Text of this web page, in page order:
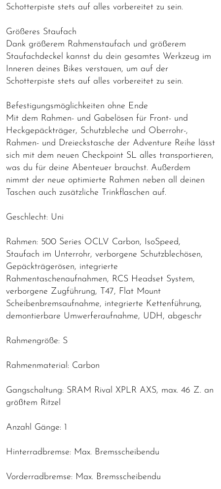
Schotterpiste stets auf alles vorbereitet zu sein.
Größeres Staufach
Dank größerem Rahmenstaufach und größerem
Staufachdeckel kannst du dein gesamtes Werkzeug im
Inneren deines Bikes verstauen, um auf der
Schotterpiste stets auf alles vorbereitet zu sein.
Befestigungsmöglichkeiten ohne Ende
Mit dem Rahmen- und Gabelösen für Front- und
Heckgepäckträger, Schutzbleche und Oberrohr-,
Rahmen- und Dreieckstasche der Adventure Reihe lässt
sich mit dem neuen Checkpoint SL alles transportieren,
was du für deine Abenteuer brauchst. Außerdem
nimmt der neue optimierte Rahmen neben all deinen
Taschen auch zusätzliche Trinkflaschen auf.
Geschlecht: Uni
Rahmen: 500 Series OCLV Carbon, IsoSpeed,
Staufach im Unterrohr, verborgene Schutzblechösen,
Gepäckträgerösen, integrierte
Rahmentaschenaufnahmen, RCS Headset System,
verborgene Zugführung, T47, Flat Mount
Scheibenbremsaufnahme, integrierte Kettenführung,
demontierbare Umwerferaufnahme, UDH, abgeschr
Rahmengröße: S
Rahmenmaterial: Carbon
Gangschaltung: SRAM Rival XPLR AXS, max. 46 Z. an
größtem Ritzel
Anzahl Gänge: 1
Hinterradbremse: Max. Bremsscheibendu
Vorderradbremse: Max. Bremsscheibendu